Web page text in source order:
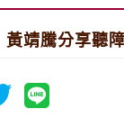
黃靖騰分享聽